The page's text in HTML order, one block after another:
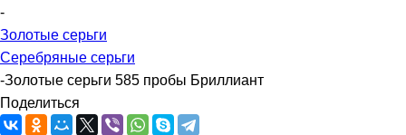
-
Золотые серьги
Серебряные серьги
-Золотые серьги 585 пробы Бриллиант
Поделиться